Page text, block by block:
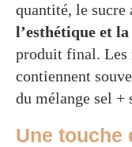
quantité, le sucre
l’esthétique et
produit final. Les
contiennent
du mélange sel +
Une touche